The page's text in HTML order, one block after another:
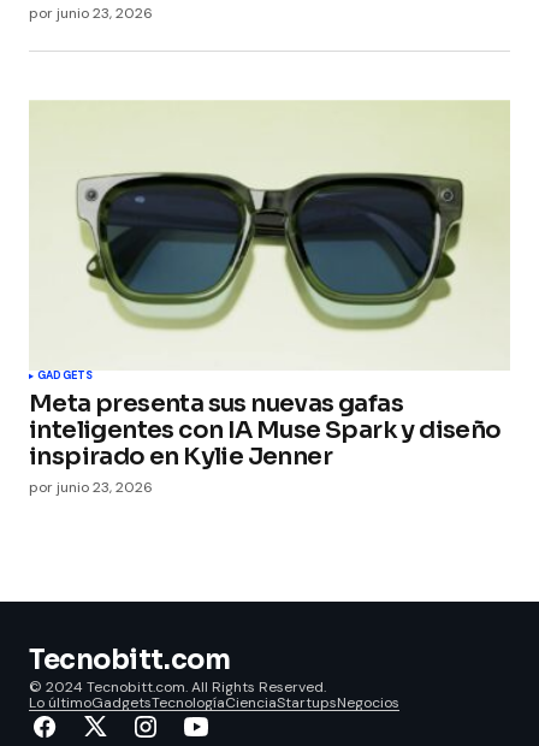
por junio 23, 2026
GADGETS
Meta presenta sus nuevas gafas
inteligentes con IA Muse Spark y diseño
inspirado en Kylie Jenner
por junio 23, 2026
Tecnobitt.com
© 2024 Tecnobitt.com. All Rights Reserved.
Lo últimoGadgetsTecnologíaCienciaStartupsNegocios